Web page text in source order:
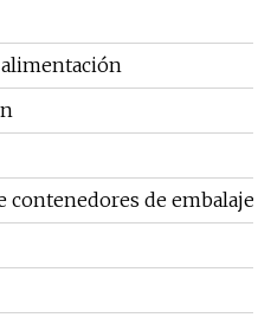
contenedores de embalaje